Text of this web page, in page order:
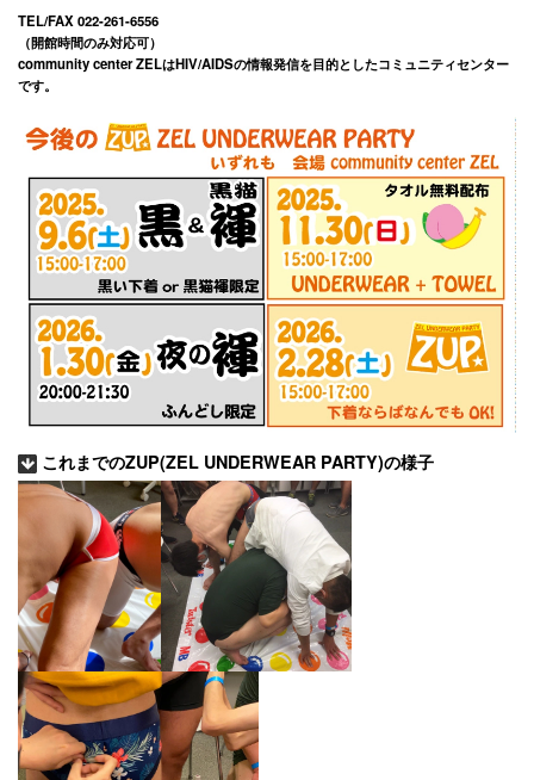
TEL/FAX 022-261-6556
（開館時間のみ対応可）
community center ZELはHIV/AIDSの情報発信を目的としたコミュニティセンター
です。
これまでのZUP(ZEL UNDERWEAR PARTY)の様子